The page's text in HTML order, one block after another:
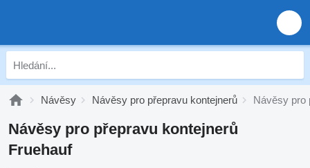
Návěsy Návěsy pro přepravu kontejnerů Návěsy pro
Návěsy pro přepravu kontejnerů
Fruehauf